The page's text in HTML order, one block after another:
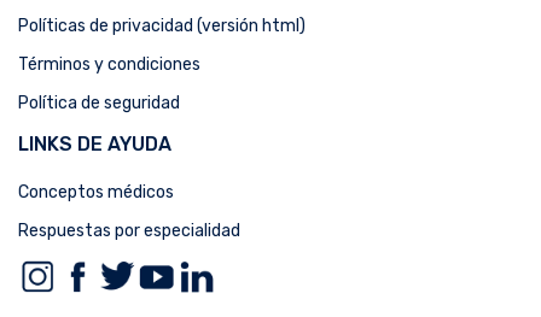
Políticas de privacidad (versión html)
Términos y condiciones
Política de seguridad
LINKS DE AYUDA
Conceptos médicos
Respuestas por especialidad